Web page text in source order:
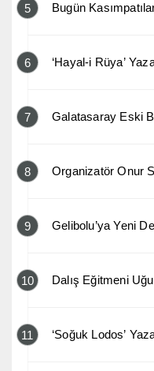
5 Bugün
6 ‘Hayal-i Rüya’
7 Galatasaray Eski
8 Organizatör Onur
9 Gelibolu’ya Yeni
10 Dalış Eğitmeni
11 ‘Soğuk Lodos’